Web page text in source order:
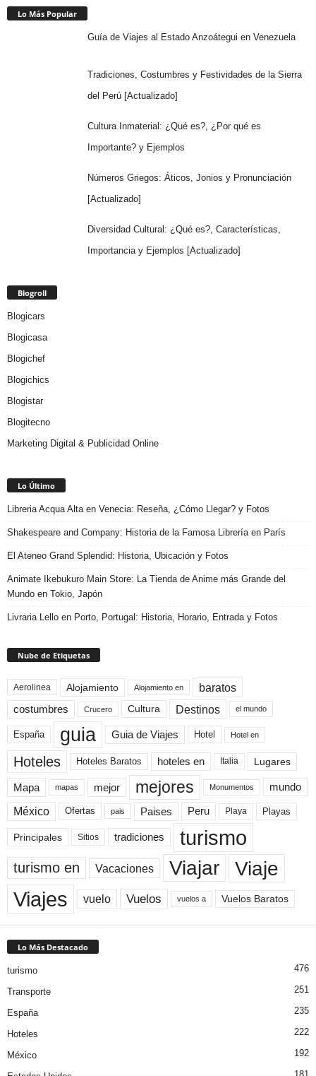
Lo Más Popular
Guía de Viajes al Estado Anzoátegui en Venezuela
Tradiciones, Costumbres y Festividades de la Sierra
del Perú [Actualizado]
Cultura Inmaterial: ¿Qué es?, ¿Por qué es
Importante? y Ejemplos
Números Griegos: Áticos, Jonios y Pronunciación
[Actualizado]
Diversidad Cultural: ¿Qué es?, Características,
Importancia y Ejemplos [Actualizado]
Blogroll
Blogicars
Blogicasa
Blogichef
Blogichics
Blogistar
Blogitecno
Marketing Digital & Publicidad Online
Lo Último
Libreria Acqua Alta en Venecia: Reseña, ¿Cómo Llegar? y Fotos
Shakespeare and Company: Historia de la Famosa Librería en París
El Ateneo Grand Splendid: Historia, Ubicación y Fotos
Animate Ikebukuro Main Store: La Tienda de Anime más Grande del
Mundo en Tokio, Japón
Livraria Lello en Porto, Portugal: Historia, Horario, Entrada y Fotos
Nube de Etiquetas
Aerolinea Alojamiento Alojamiento en baratos
costumbres Crucero Cultura Destinos el mundo
España guia Guia de Viajes Hotel Hotel en
Hoteles Hoteles Baratos hoteles en Italia Lugares
Mapa mapas mejor mejores Monumentos mundo
México Ofertas pais Paises Peru Playa Playas
Principales Sitios tradiciones turismo
turismo en Vacaciones Viajar Viaje
Viajes vuelo Vuelos vuelos a Vuelos Baratos
Lo Más Destacado
turismo 476
Transporte 251
España 235
Hoteles 222
México 192